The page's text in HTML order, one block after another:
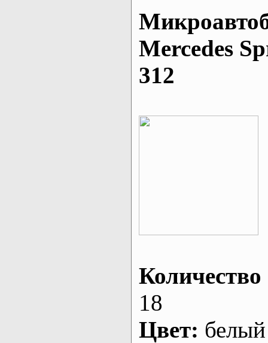
Mеrcedes
312
Количество
18
Цвет: белый